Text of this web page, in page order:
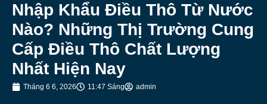
Nhập Khẩu Điều Thô Từ Nước
Nào? Những Thị Trường Cung
Cấp Điều Thô Chất Lượng
Nhất Hiện Nay
Tháng 6 6, 2026 11:47 Sáng admin